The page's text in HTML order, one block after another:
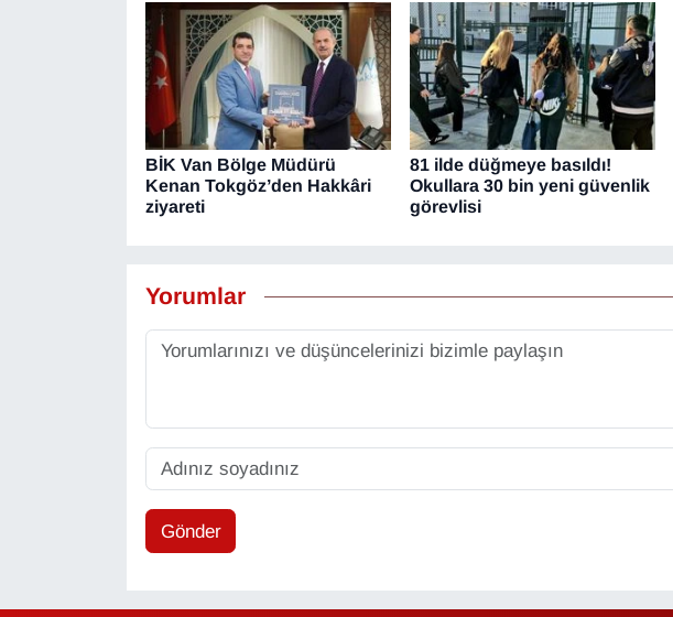
BİK Van Bölge Müdürü
Kenan Tokgöz’den Hakkâri
ziyareti
81 ilde düğmeye basıldı!
Okullara 30 bin yeni güvenlik
görevlisi
Yorumlar
Gönder